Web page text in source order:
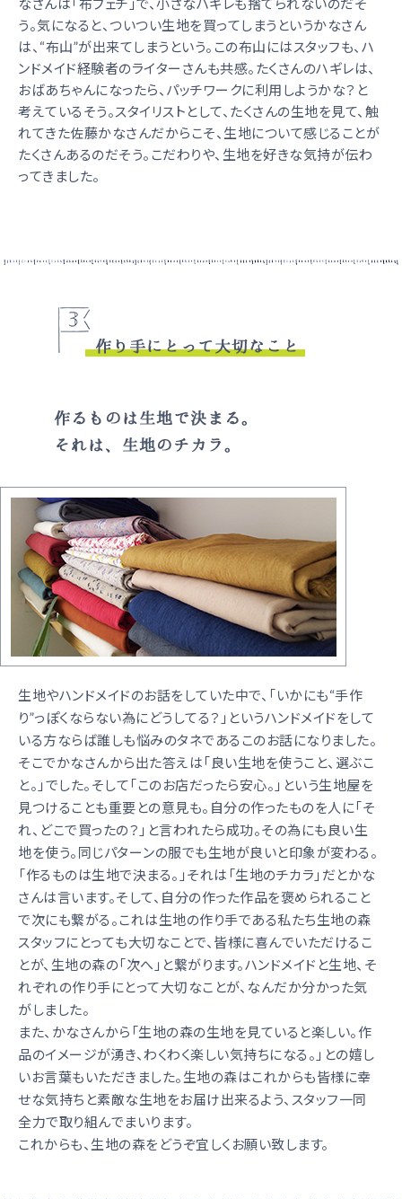
なさんは「布フェチ」で、小さなハギレも捨てられないのだそ
う。気になると、ついつい生地を買ってしまうというかなさん
は、“布山”が出来てしまうという。この布山にはスタッフも、ハ
ンドメイド経験者のライターさんも共感。たくさんのハギレは、
おばあちゃんになったら、パッチワークに利用しようかな？と
考えているそう。スタイリストとして、たくさんの生地を見て、触
れてきた佐藤かなさんだからこそ、生地について感じることが
たくさんあるのだそう。こだわりや、生地を好きな気持が伝わ
ってきました。
生地やハンドメイドのお話をしていた中で、「いかにも“手作
り”っぽくならない為にどうしてる？」というハンドメイドをして
いる方ならば誰しも悩みのタネであるこのお話になりました。
そこでかなさんから出た答えは「良い生地を使うこと、選ぶこ
と。」でした。そして「このお店だったら安心。」という生地屋を
見つけることも重要との意見も。自分の作ったものを人に「そ
れ、どこで買ったの？」と言われたら成功。その為にも良い生
地を使う。同じパターンの服でも生地が良いと印象が変わる。
「作るものは生地で決まる。」それは「生地のチカラ」だとかな
さんは言います。そして、自分の作った作品を褒められること
で次にも繋がる。これは生地の作り手である私たち生地の森
スタッフにとっても大切なことで、皆様に喜んでいただけるこ
とが、生地の森の「次へ」と繋がります。ハンドメイドと生地、そ
れぞれの作り手にとって大切なことが、なんだか分かった気
がしました。
また、かなさんから「生地の森の生地を見ていると楽しい。作
品のイメージが湧き、わくわく楽しい気持ちになる。」との嬉し
いお言葉もいただきました。生地の森はこれからも皆様に幸
せな気持ちと素敵な生地をお届け出来るよう、スタッフ一同
全力で取り組んでまいります。
これからも、生地の森をどうぞ宜しくお願い致します。